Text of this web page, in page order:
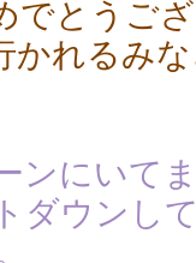
でとうご
かれるみ
ンにいて
ダウンし